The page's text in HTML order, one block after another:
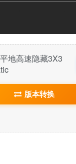
地高速隐藏3X3
版本转换